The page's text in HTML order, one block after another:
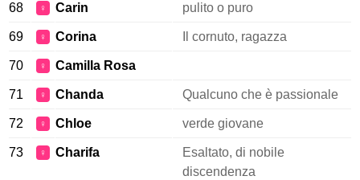
68 ♀ Carin pulito o puro
69 ♀ Corina Il cornuto, ragazza
70 ♀ Camilla Rosa
71 ♀ Chanda Qualcuno che è passionale
72 ♀ Chloe verde giovane
73 ♀ Charifa
Esaltato, di nobile
discendenza